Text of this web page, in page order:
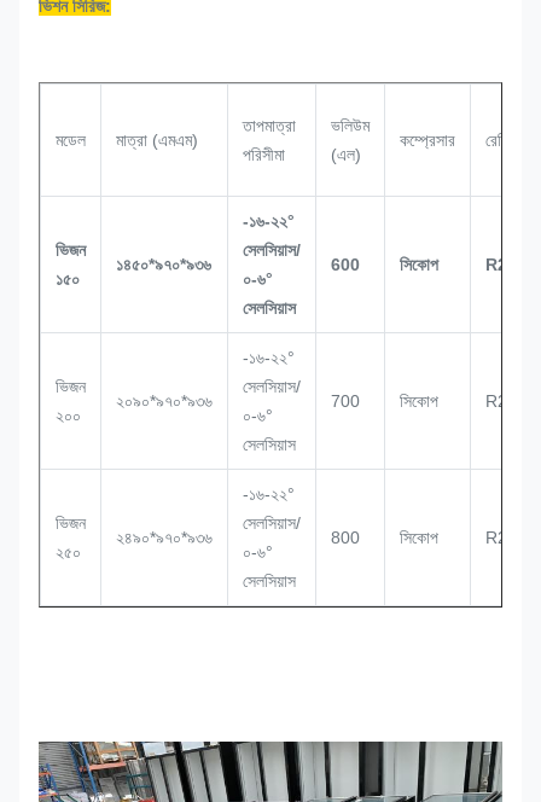
ভিশন সিরিজ:
মডেল মাত্রা (এমএম)
তাপমাত্রা
পরিসীমা
ভলিউম
(এল)
কম্প্রেসার
ভিজন
১৫০
১৪৫০*৯৭০*৯৩৬
-১৬-২২°
সেলসিয়াস/
০-৬°
সেলসিয়াস
600 সিকোপ R290
ভিজন
২০০
২০৯০*৯৭০*৯৩৬
-১৬-২২°
সেলসিয়াস/
০-৬°
সেলসিয়াস
700 সিকোপ R290
ভিজন
২৫০
২৪৯০*৯৭০*৯৩৬
-১৬-২২°
সেলসিয়াস/
০-৬°
সেলসিয়াস
800 সিকোপ R290